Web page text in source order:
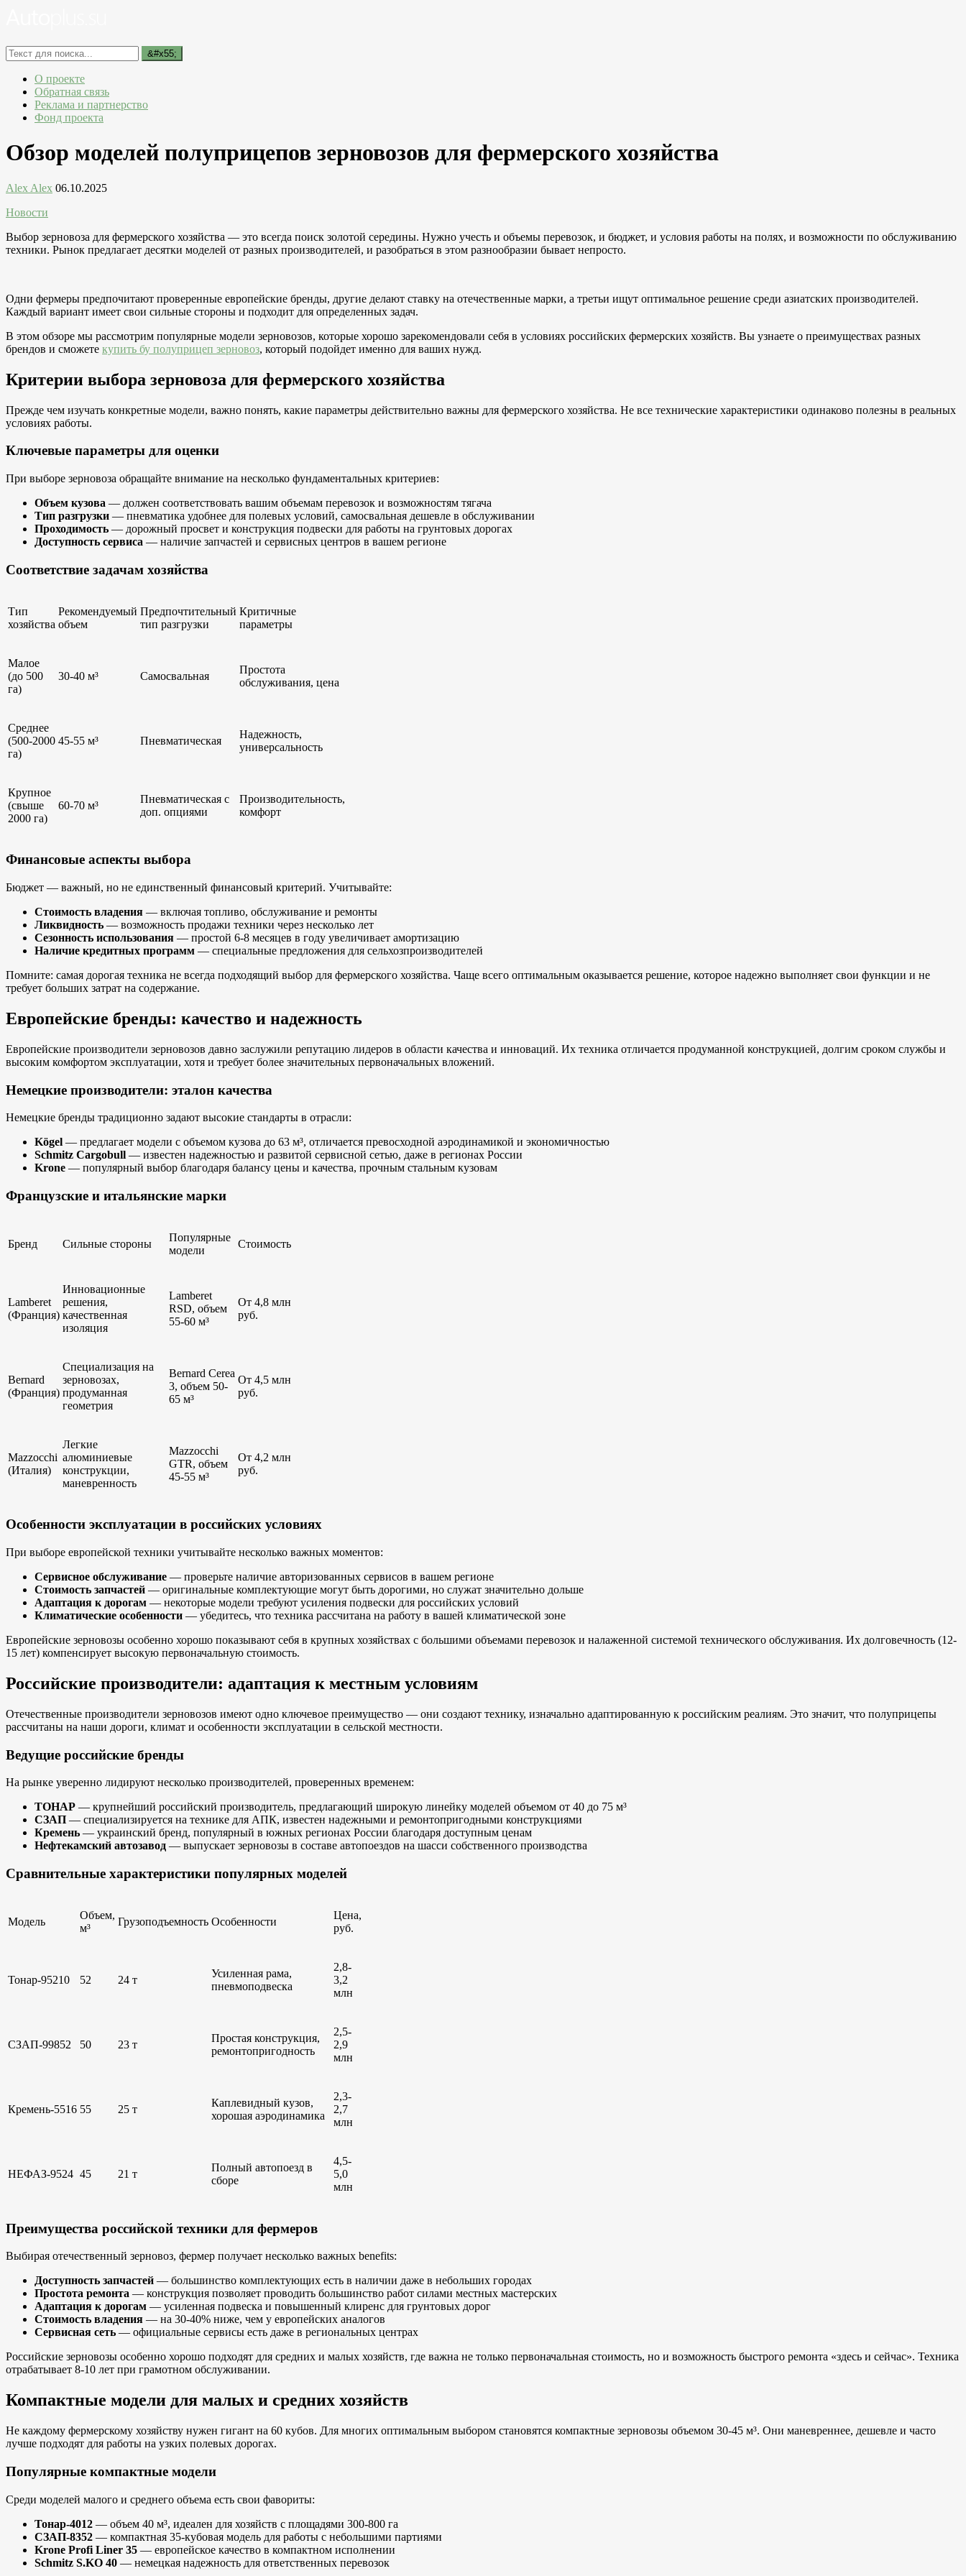
О проекте
Обратная связь
Реклама и партнерство
Фонд проекта
Обзор моделей полуприцепов зерновозов для фермерского хозяйства
Alex Alex 06.10.2025
Новости
Выбор зерновоза для фермерского хозяйства — это всегда поиск золотой середины. Нужно учесть и объемы перевозок, и бюджет, и условия работы на полях, и возможности по обслуживанию
техники. Рынок предлагает десятки моделей от разных производителей, и разобраться в этом разнообразии бывает непросто.
Одни фермеры предпочитают проверенные европейские бренды, другие делают ставку на отечественные марки, а третьи ищут оптимальное решение среди азиатских производителей.
Каждый вариант имеет свои сильные стороны и подходит для определенных задач.
В этом обзоре мы рассмотрим популярные модели зерновозов, которые хорошо зарекомендовали себя в условиях российских фермерских хозяйств. Вы узнаете о преимуществах разных
брендов и сможете купить бу полуприцеп зерновоз, который подойдет именно для ваших нужд.
Критерии выбора зерновоза для фермерского хозяйства
Прежде чем изучать конкретные модели, важно понять, какие параметры действительно важны для фермерского хозяйства. Не все технические характеристики одинаково полезны в реальных
условиях работы.
Ключевые параметры для оценки
При выборе зерновоза обращайте внимание на несколько фундаментальных критериев:
Объем кузова — должен соответствовать вашим объемам перевозок и возможностям тягача
Тип разгрузки — пневматика удобнее для полевых условий, самосвальная дешевле в обслуживании
Проходимость — дорожный просвет и конструкция подвески для работы на грунтовых дорогах
Доступность сервиса — наличие запчастей и сервисных центров в вашем регионе
Соответствие задачам хозяйства
Тип
хозяйства
Рекомендуемый
объем
Предпочтительный
тип разгрузки
Критичные
параметры
Малое
(до 500
га)
30-40 м³ Самосвальная
Простота
обслуживания, цена
Среднее
(500-2000
га)
45-55 м³ Пневматическая
Надежность,
универсальность
Крупное
(свыше
2000 га)
60-70 м³
Пневматическая с
доп. опциями
Производительность,
комфорт
Финансовые аспекты выбора
Бюджет — важный, но не единственный финансовый критерий. Учитывайте:
Стоимость владения — включая топливо, обслуживание и ремонты
Ликвидность — возможность продажи техники через несколько лет
Сезонность использования — простой 6-8 месяцев в году увеличивает амортизацию
Наличие кредитных программ — специальные предложения для сельхозпроизводителей
Помните: самая дорогая техника не всегда подходящий выбор для фермерского хозяйства. Чаще всего оптимальным оказывается решение, которое надежно выполняет свои функции и не
требует больших затрат на содержание.
Европейские бренды: качество и надежность
Европейские производители зерновозов давно заслужили репутацию лидеров в области качества и инноваций. Их техника отличается продуманной конструкцией, долгим сроком службы и
высоким комфортом эксплуатации, хотя и требует более значительных первоначальных вложений.
Немецкие производители: эталон качества
Немецкие бренды традиционно задают высокие стандарты в отрасли:
Kögel — предлагает модели с объемом кузова до 63 м³, отличается превосходной аэродинамикой и экономичностью
Schmitz Cargobull — известен надежностью и развитой сервисной сетью, даже в регионах России
Krone — популярный выбор благодаря балансу цены и качества, прочным стальным кузовам
Французские и итальянские марки
Бренд Сильные стороны
Популярные
модели
Стоимость
Lamberet
(Франция)
Инновационные
решения,
качественная
изоляция
Lamberet
RSD, объем
55-60 м³
От 4,8 млн
руб.
Bernard
(Франция)
Специализация на
зерновозах,
продуманная
геометрия
Bernard Cerea
3, объем 50-
65 м³
От 4,5 млн
руб.
Mazzocchi
(Италия)
Легкие
алюминиевые
конструкции,
маневренность
Mazzocchi
GTR, объем
45-55 м³
От 4,2 млн
руб.
Особенности эксплуатации в российских условиях
При выборе европейской техники учитывайте несколько важных моментов:
Сервисное обслуживание — проверьте наличие авторизованных сервисов в вашем регионе
Стоимость запчастей — оригинальные комплектующие могут быть дорогими, но служат значительно дольше
Адаптация к дорогам — некоторые модели требуют усиления подвески для российских условий
Климатические особенности — убедитесь, что техника рассчитана на работу в вашей климатической зоне
Европейские зерновозы особенно хорошо показывают себя в крупных хозяйствах с большими объемами перевозок и налаженной системой технического обслуживания. Их долговечность (12-
15 лет) компенсирует высокую первоначальную стоимость.
Российские производители: адаптация к местным условиям
Отечественные производители зерновозов имеют одно ключевое преимущество — они создают технику, изначально адаптированную к российским реалиям. Это значит, что полуприцепы
рассчитаны на наши дороги, климат и особенности эксплуатации в сельской местности.
Ведущие российские бренды
На рынке уверенно лидируют несколько производителей, проверенных временем:
ТОНАР — крупнейший российский производитель, предлагающий широкую линейку моделей объемом от 40 до 75 м³
СЗАП — специализируется на технике для АПК, известен надежными и ремонтопригодными конструкциями
Кремень — украинский бренд, популярный в южных регионах России благодаря доступным ценам
Нефтекамский автозавод — выпускает зерновозы в составе автопоездов на шасси собственного производства
Сравнительные характеристики популярных моделей
Модель
Объем,
м³
Грузоподъемность Особенности
Цена,
руб.
Тонар-95210 52 24 т
Усиленная рама,
пневмоподвеска
2,8-
3,2
млн
СЗАП-99852 50 23 т
Простая конструкция,
ремонтопригодность
2,5-
2,9
млн
Кремень-5516 55 25 т
Каплевидный кузов,
хорошая аэродинамика
2,3-
2,7
млн
НЕФАЗ-9524 45 21 т
Полный автопоезд в
сборе
4,5-
5,0
млн
Преимущества российской техники для фермеров
Выбирая отечественный зерновоз, фермер получает несколько важных benefits:
Доступность запчастей — большинство комплектующих есть в наличии даже в небольших городах
Простота ремонта — конструкция позволяет проводить большинство работ силами местных мастерских
Адаптация к дорогам — усиленная подвеска и повышенный клиренс для грунтовых дорог
Стоимость владения — на 30-40% ниже, чем у европейских аналогов
Сервисная сеть — официальные сервисы есть даже в региональных центрах
Российские зерновозы особенно хорошо подходят для средних и малых хозяйств, где важна не только первоначальная стоимость, но и возможность быстрого ремонта «здесь и сейчас». Техника
отрабатывает 8-10 лет при грамотном обслуживании.
Компактные модели для малых и средних хозяйств
Не каждому фермерскому хозяйству нужен гигант на 60 кубов. Для многих оптимальным выбором становятся компактные зерновозы объемом 30-45 м³. Они маневреннее, дешевле и часто
лучше подходят для работы на узких полевых дорогах.
Популярные компактные модели
Среди моделей малого и среднего объема есть свои фавориты:
Тонар-4012 — объем 40 м³, идеален для хозяйств с площадями 300-800 га
СЗАП-8352 — компактная 35-кубовая модель для работы с небольшими партиями
Krone Profi Liner 35 — европейское качество в компактном исполнении
Schmitz S.KO 40 — немецкая надежность для ответственных перевозок